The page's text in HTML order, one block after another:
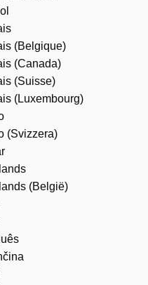
(Belgique)
(Canada)
(Suisse)
(Luxembourg)
(Svizzera)
(België)